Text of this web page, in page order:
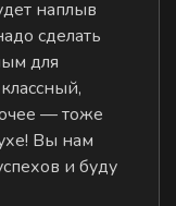
наплыв
сделать
для
— тоже
Вы нам
и буду